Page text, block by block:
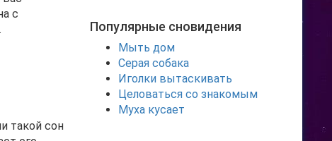
с
такой сон
Популярные сновидения
Мыть дом
Серая собака
Иголки вытаскивать
Целоваться со знакомым
Муха кусает